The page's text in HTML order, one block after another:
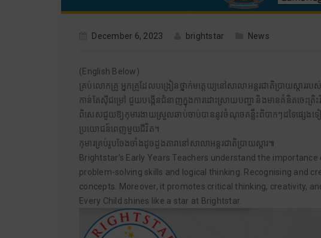
December 6, 2023 brightstar News
(English Below)
គ្រប់លោកគ្រូ អ្នកគ្រូដែលបង្រៀនថ្នាក់មត្តេយ្យនៅសាលាអន្តរជាតិប្រាយស្តា
កាន់តែស៊ីជម្រៅ ជួយបង្កើនជំនាញក្នុងការដោះស្រាយបញ្ហា និងមានគំនិតចេះត្រិ
ពិសេសជួយឱ្យកុមារងាយស្រួលឆាប់ចាប់បាននូវចំណុចគន្លឹះពិបាកៗដទៃផ្សេងទៀត
ប្រយោជន៍ពេញមួយជីវិត។
កុមារគ្រប់រូបចែងចាំងដូចដួងតារានៅសាលាអន្តរជាតិប្រាយស្តារ៕
Brightstar’s Early Years Teachers understand the
problem-solving skills and logical thinking. Recognising and
concepts. Moreover, it promotes critical thinking, creativity,
Every Child shines like a star at Brightstar.